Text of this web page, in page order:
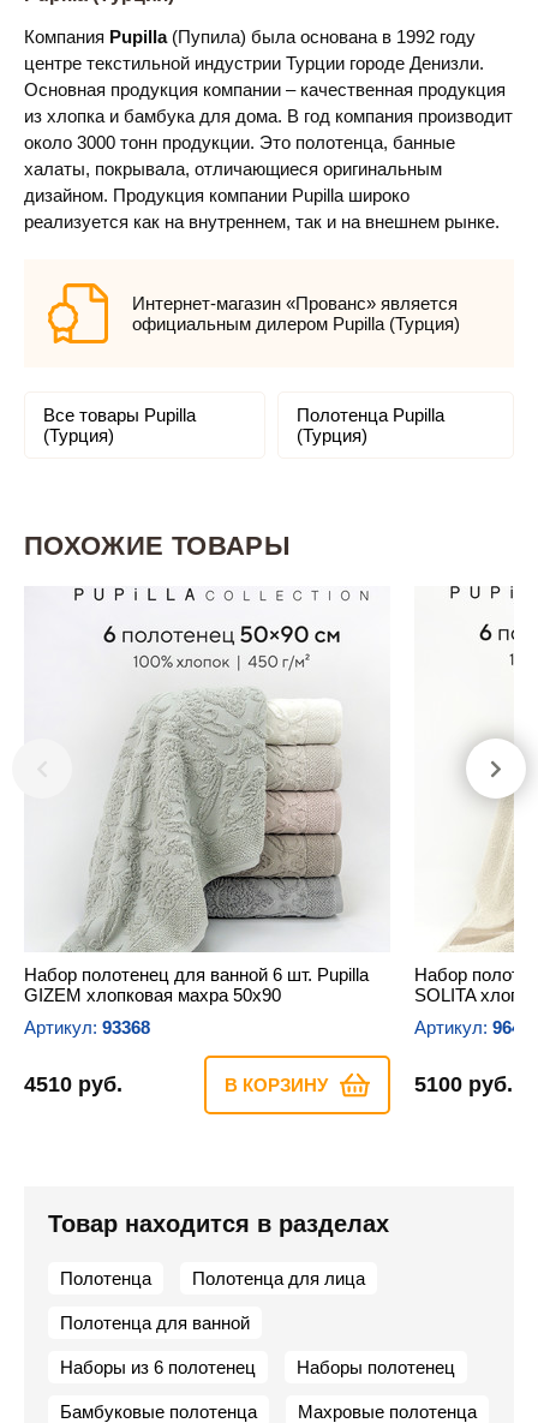
Компания Pupilla(Пупила) была основана в 1992 году
центре текстильной индустрии Турции городе Денизли.
Основная продукция компании – качественная продукция
из хлопка и бамбука для дома. В год компания производит
около 3000 тонн продукции. Это полотенца, банные
халаты, покрывала, отличающиеся оригинальным
дизайном. Продукция компании Pupilla широко
реализуется как на внутреннем, так и на внешнем рынке.
Интернет-магазин «Прованс» является
официальным дилером Pupilla (Турция)
Все товары Pupilla
(Турция)
Полотенца Pupilla
(Турция)
ПОХОЖИЕ ТОВАРЫ
Набор полотенец для ванной 6 шт. Pupilla
GIZEM хлопковая махра 50х90
Артикул: 93368
4510 руб. В КОРЗИНУ
Набор
SOLITA
Артикул:
5100 руб.
Товар находится в разделах
Полотенца Полотенца для лица
Полотенца для ванной
Наборы из 6 полотенец Наборы полотенец
Бамбуковые полотенца Махровые полотенца